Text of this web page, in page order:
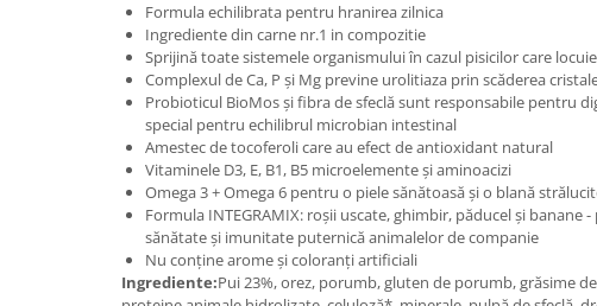
Formula echilibrata pentru hranirea zilnica
Ingrediente din carne nr.1 in compozitie
Sprijină toate sistemele organismului în cazul pisicilor care
Complexul de Ca, P și Mg previne urolitiaza prin scăderea
Probioticul BioMos și fibra de sfeclă sunt responsabile pentru
special pentru echilibrul microbian intestinal
Amestec de tocoferoli care au efect de antioxidant natural
Vitaminele D3, E, B1, B5 microelemente și aminoacizi
Omega 3 + Omega 6 pentru o piele sănătoasă și o blană
Formula INTEGRAMIX: roșii uscate, ghimbir, păducel și banane
sănătate și imunitate puternică animalelor de companie
Nu conține arome și coloranți artificiali
Ingrediente:Pui 23%, orez, porumb, gluten de porumb, grăsime